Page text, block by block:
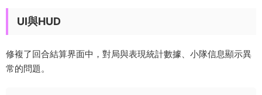
UI與HUD
修複了回合結算界面中，對局與表現統計數據、小隊信息顯示異
常的問題。